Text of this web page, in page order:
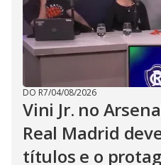
DO R7/04/08/2026
Vini Jr. no
Real Madrid
títulos e o